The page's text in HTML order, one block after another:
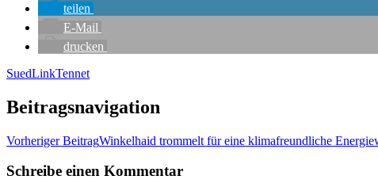
tei­len
E‑Mail
dru­cken
SuedLinkTennet
Beitragsnavigation
Vorheriger BeitragWin­kel­haid trom­melt für eine kli­ma­freund­li­che
Schreibe einen Kommentar